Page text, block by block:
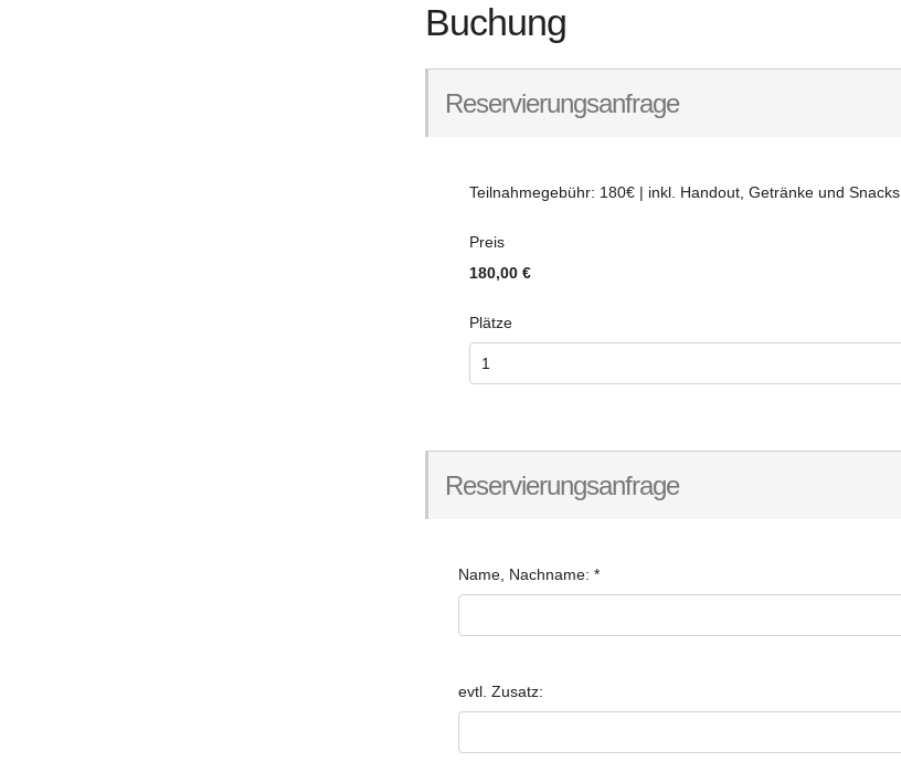
Buchung
Reservierungsanfrage
Teilnahmegebühr: 180€ | inkl. Handout, Getränke und Snacks
Preis
180,00 €
Plätze
Reservierungsanfrage
Name, Nachname: *
evtl. Zusatz: